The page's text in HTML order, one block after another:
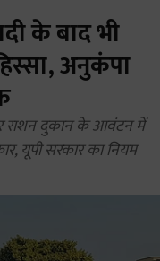
के बाद भी
अनुकंपा
राशन दुकान के आवंटन में
यूपी सरकार का नियम